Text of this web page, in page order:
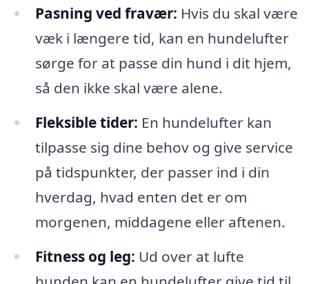
Pasning ved fravær: Hvis du skal være
væk i længere tid, kan en hundelufter
sørge for at passe din hund i dit hjem,
så den ikke skal være alene.
Fleksible tider: En hundelufter kan
tilpasse sig dine behov og give service
på tidspunkter, der passer ind i din
hverdag, hvad enten det er om
morgenen, middagene eller aftenen.
Fitness og leg: Ud over at lufte